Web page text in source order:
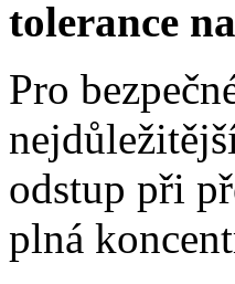
tolerance
Pro
odstup při
plná